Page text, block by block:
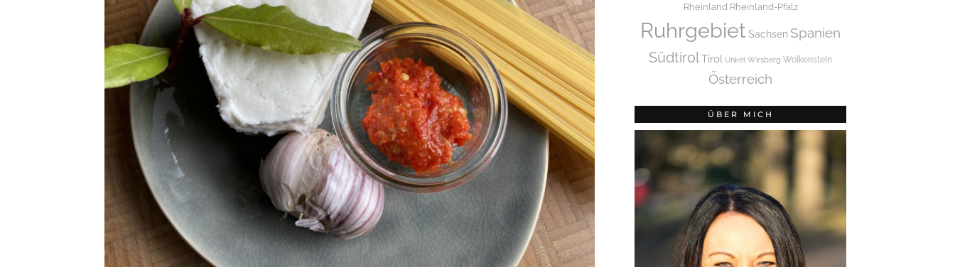
Rheinland Rheinland-Pfalz
Ruhrgebiet Sachsen Spanien
SüdtirolTirol Unkel Wirsberg Wolkenstein
Österreich
ÜBER MICH